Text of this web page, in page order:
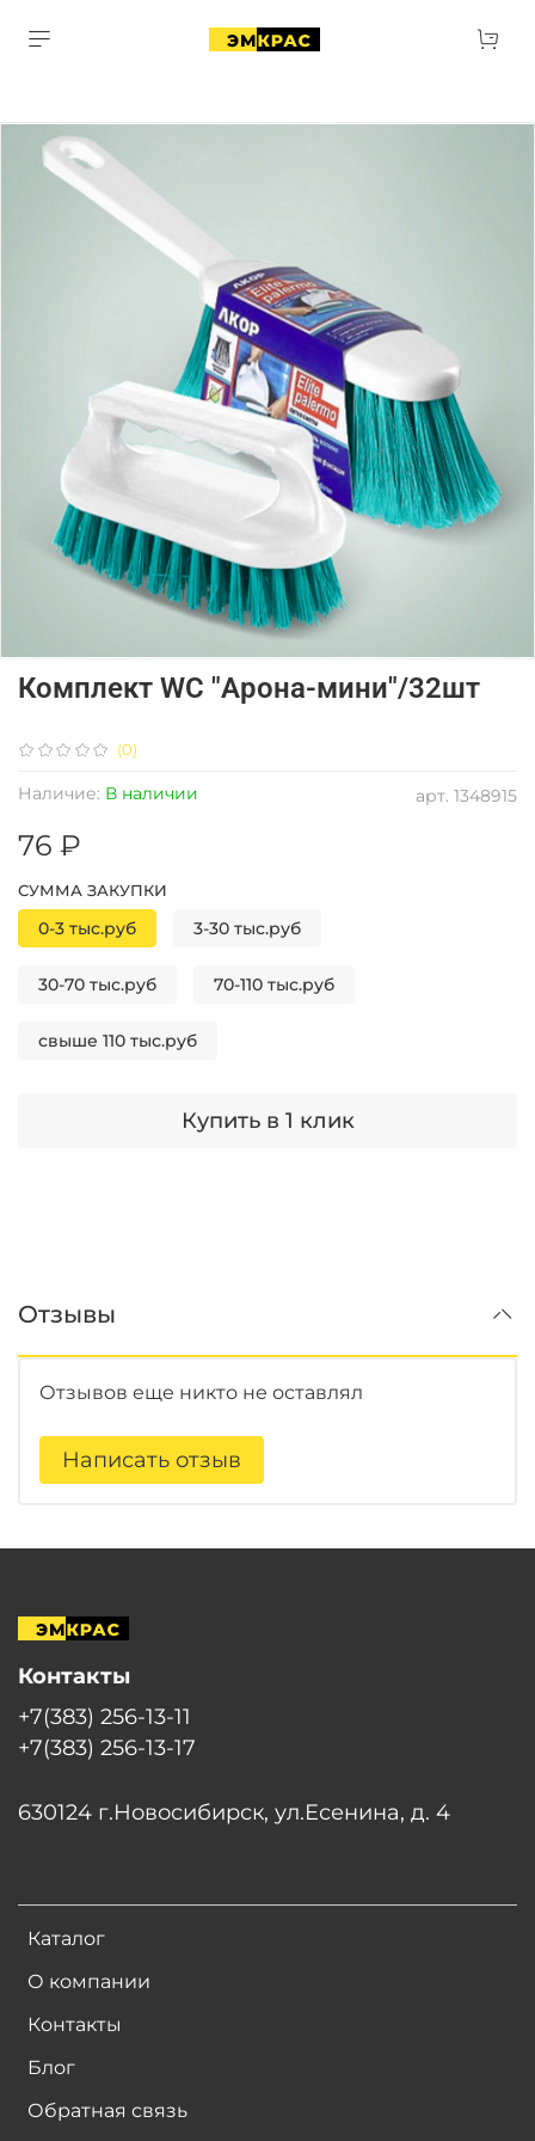
(0)
арт. 1348915
Наличие: В наличии
Комплект WC "Арона-мини"/32шт
76 ₽
Купить в 1 клик
СУММА ЗАКУПКИ
0-3 тыс.руб 3-30 тыс.руб
30-70 тыс.руб 70-110 тыс.руб
свыше 110 тыс.руб
Отзывы
Отзывов еще никто не оставлял
Написать отзыв
Каталог
О компании
Контакты
Блог
Обратная связь
Контакты
+7(383) 256-13-11
+7(383) 256-13-17
630124 г.Новосибирск, ул.Есенина, д. 4